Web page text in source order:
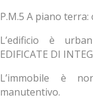
P.M.5 A piano
L’edificio è
EDIFICATE DI
L’immobile è
manutentivo.